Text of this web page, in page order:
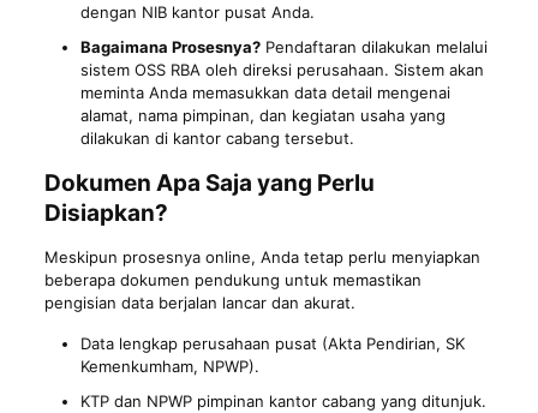
dengan NIB kantor pusat Anda.
Bagaimana Prosesnya?Pendaftaran dilakukan melalui
sistem OSS RBA oleh direksi perusahaan. Sistem akan
meminta Anda memasukkan data detail mengenai
alamat, nama pimpinan, dan kegiatan usaha yang
dilakukan di kantor cabang tersebut.
Dokumen Apa Saja yang Perlu
Disiapkan?
Meskipun prosesnya online, Anda tetap perlu menyiapkan
beberapa dokumen pendukung untuk memastikan
pengisian data berjalan lancar dan akurat.
Data lengkap perusahaan pusat (Akta Pendirian, SK
Kemenkumham, NPWP).
KTP dan NPWP pimpinan kantor cabang yang ditunjuk.